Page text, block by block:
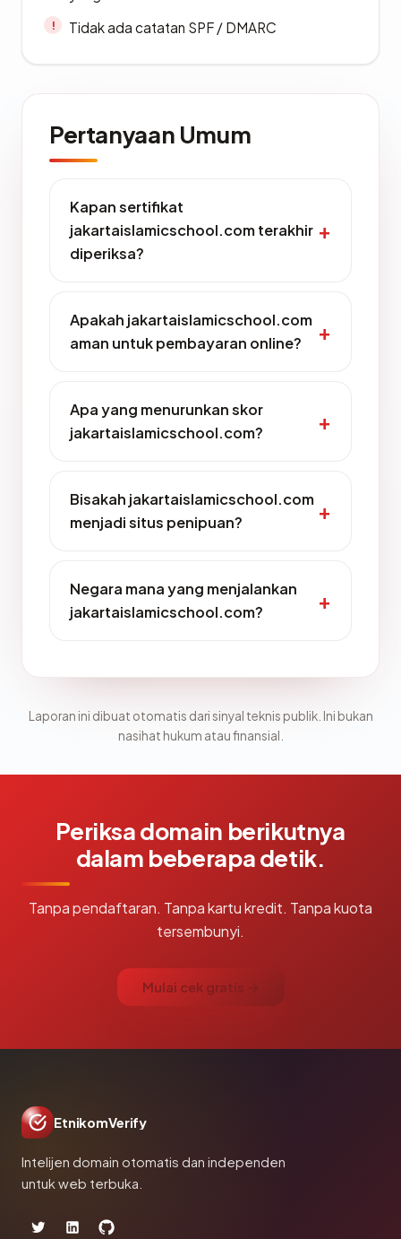
Tidak ada catatan SPF / DMARC
Pertanyaan Umum
Kapan sertifikat
jakartaislamicschool.com terakhir
diperiksa?
Apakah jakartaislamicschool.com
aman untuk pembayaran online?
Apa yang menurunkan skor
jakartaislamicschool.com?
Bisakah jakartaislamicschool.com
menjadi situs penipuan?
Negara mana yang menjalankan
jakartaislamicschool.com?
Laporan ini dibuat otomatis dari sinyal teknis publik. Ini bukan
nasihat hukum atau finansial.
Periksa domain berikutnya
dalam beberapa detik.
Tanpa pendaftaran. Tanpa kartu kredit. Tanpa kuota
tersembunyi.
Mulai cek gratis →
EtnikomVerify
Intelijen domain otomatis dan independen
untuk web terbuka.